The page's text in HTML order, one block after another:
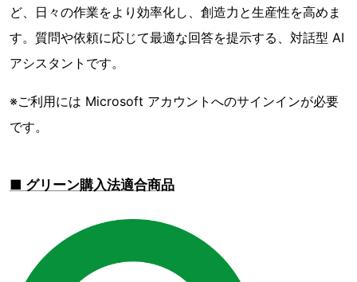
ど、日々の作業をより効率化し、創造力と生産性を高めま
す。質問や依頼に応じて最適な回答を提示する、対話型 AI
アシスタントです。
※ご利用には Microsoft アカウントへのサインインが必要
です。
■ グリーン購入法適合商品